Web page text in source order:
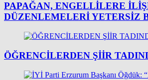
PAPAĞAN, ENGELLILERE
DÜZENLEMELERI YETERSIZ
ÖĞRENCİLERDEN ŞİİR